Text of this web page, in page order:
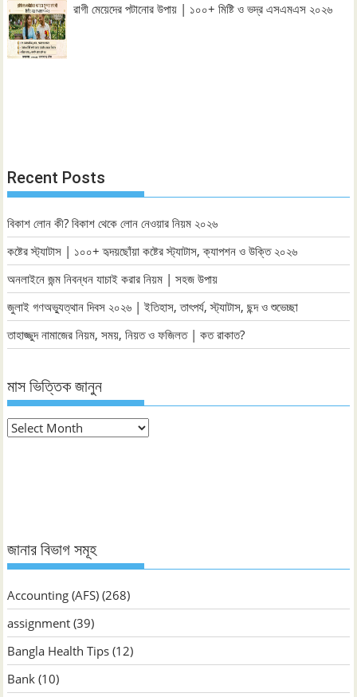
রাগী মেয়েদের পটানোর উপায় | ১০০+ মিষ্টি ও ভদ্র এসএমএস ২০২৬
Recent Posts
বিকাশ লোন কী? বিকাশ থেকে লোন নেওয়ার নিয়ম ২০২৬
কষ্টের স্ট্যাটাস | ১০০+ হৃদয়ছোঁয়া কষ্টের স্ট্যাটাস, ক্যাপশন ও উক্তি ২০২৬
অনলাইনে জন্ম নিবন্ধন যাচাই করার নিয়ম | সহজ উপায়
জুলাই গণঅভ্যুত্থান দিবস ২০২৬ | ইতিহাস, তাৎপর্য, স্ট্যাটাস, ছন্দ ও শুভেচ্ছা
তাহাজ্জুদ নামাজের নিয়ম, সময়, নিয়ত ও ফজিলত | কত রাকাত?
মাস ভিত্তিক জানুন
মাস
জানার বিভাগ সমূহ
Accounting (AFS) (268)
assignment (39)
Bangla Health Tips (12)
Bank (10)